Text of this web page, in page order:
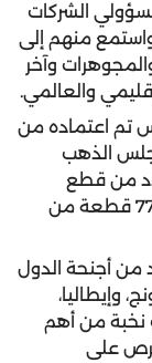
الشركات
واستمع منهم إلى
وآخر
والعالمي.
تم اعتماده من
الذهب
من قطع
والألماس في العالم، والذي تزين بـ 7777 قطعة من
من أجنحة الدول
وإيطاليا،
نخبة من أهم
على